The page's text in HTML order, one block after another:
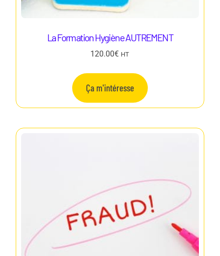
La Formation Hygiène AUTREMENT
120.00€ HT
Ça m'intéresse